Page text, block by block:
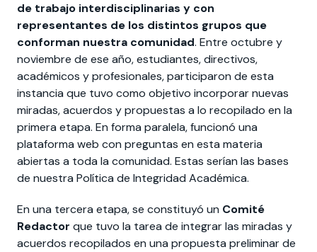
de trabajo interdisciplinarias y con
representantes de los distintos grupos que
conforman nuestra comunidad. Entre octubre y
noviembre de ese año, estudiantes, directivos,
académicos y profesionales, participaron de esta
instancia que tuvo como objetivo incorporar nuevas
miradas, acuerdos y propuestas a lo recopilado en la
primera etapa. En forma paralela, funcionó una
plataforma web con preguntas en esta materia
abiertas a toda la comunidad. Estas serían las bases
de nuestra Política de Integridad Académica.
En una tercera etapa, se constituyó un Comité
Redactor que tuvo la tarea de integrar las miradas y
acuerdos recopilados en una propuesta preliminar de